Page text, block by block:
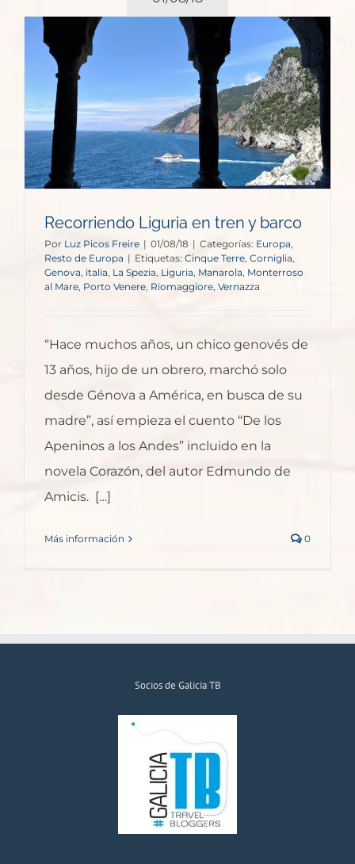
Recorriendo Liguria en tren y barco
Por Luz Picos Freire | 01/08/18 | Categorías: Europa,
Resto de Europa | Etiquetas: Cinque Terre, Corniglia,
Genova, italia, La Spezia, Liguria, Manarola, Monterroso
al Mare, Porto Venere, Riomaggiore, Vernazza
“Hace muchos años, un chico genovés de
13 años, hijo de un obrero, marchó solo
desde Génova a América, en busca de su
madre”, así empieza el cuento “De los
Apeninos a los Andes” incluido en la
novela Corazón, del autor Edmundo de
Amicis. […]
Más información 0
Socios de Galicia TB